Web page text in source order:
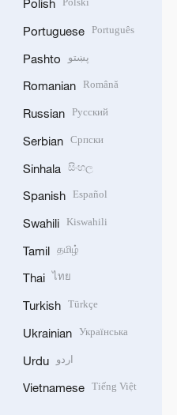
Polish
Portuguese Português
Pashto پښتو
Romanian Română
Russian Русский
Serbian Српски
Sinhala සිංහල
Spanish Español
Swahili Kiswahili
Tamil தமிழ்
Thai ไทย
Turkish Türkçe
Ukrainian Українська
Urdu اردو
Vietnamese Tiếng Việt